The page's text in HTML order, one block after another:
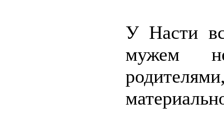
У Насти
мужем не